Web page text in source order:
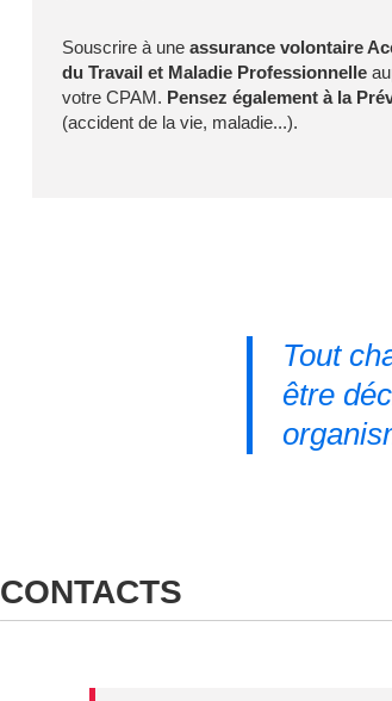
Souscrire à une assurance volontaire
du Travail et Maladie Professionnelle
votre CPAM. Pensez également à la
(accident de la vie, maladie...).
Tout
être
CONTACTS